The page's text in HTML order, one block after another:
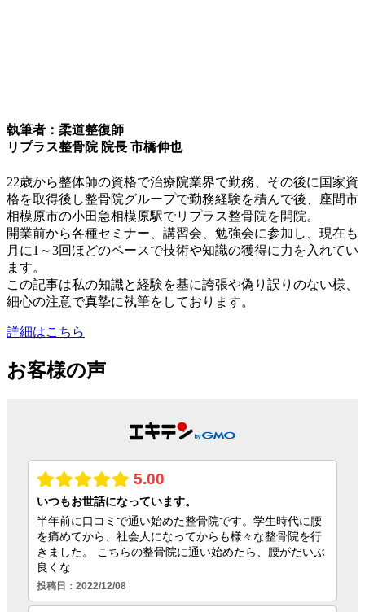
執筆者：柔道整復師
リプラス整骨院 院長 市橋伸也
22歳から整体師の資格で治療院業界で勤務、その後に国家資
格を取得後し整骨院グループで勤務経験を積んで後、座間市
相模原市の小田急相模原駅でリプラス整骨院を開院。
開業前から各種セミナー、講習会、勉強会に参加し、現在も
月に1～3回ほどのペースで技術や知識の獲得に力を入れてい
ます。
この記事は私の知識と経験を基に誇張や偽り誤りのない様、
細心の注意で真摯に執筆をしております。
詳細はこちら
お客様の声